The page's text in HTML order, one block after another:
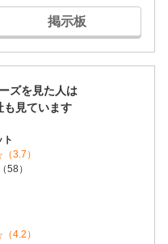
掲示板
ズを見た人は
も見ています
ト
（3.7）
58）
（4.2）